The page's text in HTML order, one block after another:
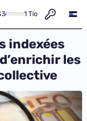
1 Tio
indexées
les